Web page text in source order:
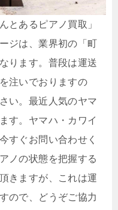
とあるピアノ買取」
ジは、業界初の「町
ります。普段は運送
注いでおりますの
い。最近人気のヤマ
す。ヤマハ・カワイ
すぐお問い合わせく
ノの状態を把握する
きますが、これは運
ので、どうぞご協力